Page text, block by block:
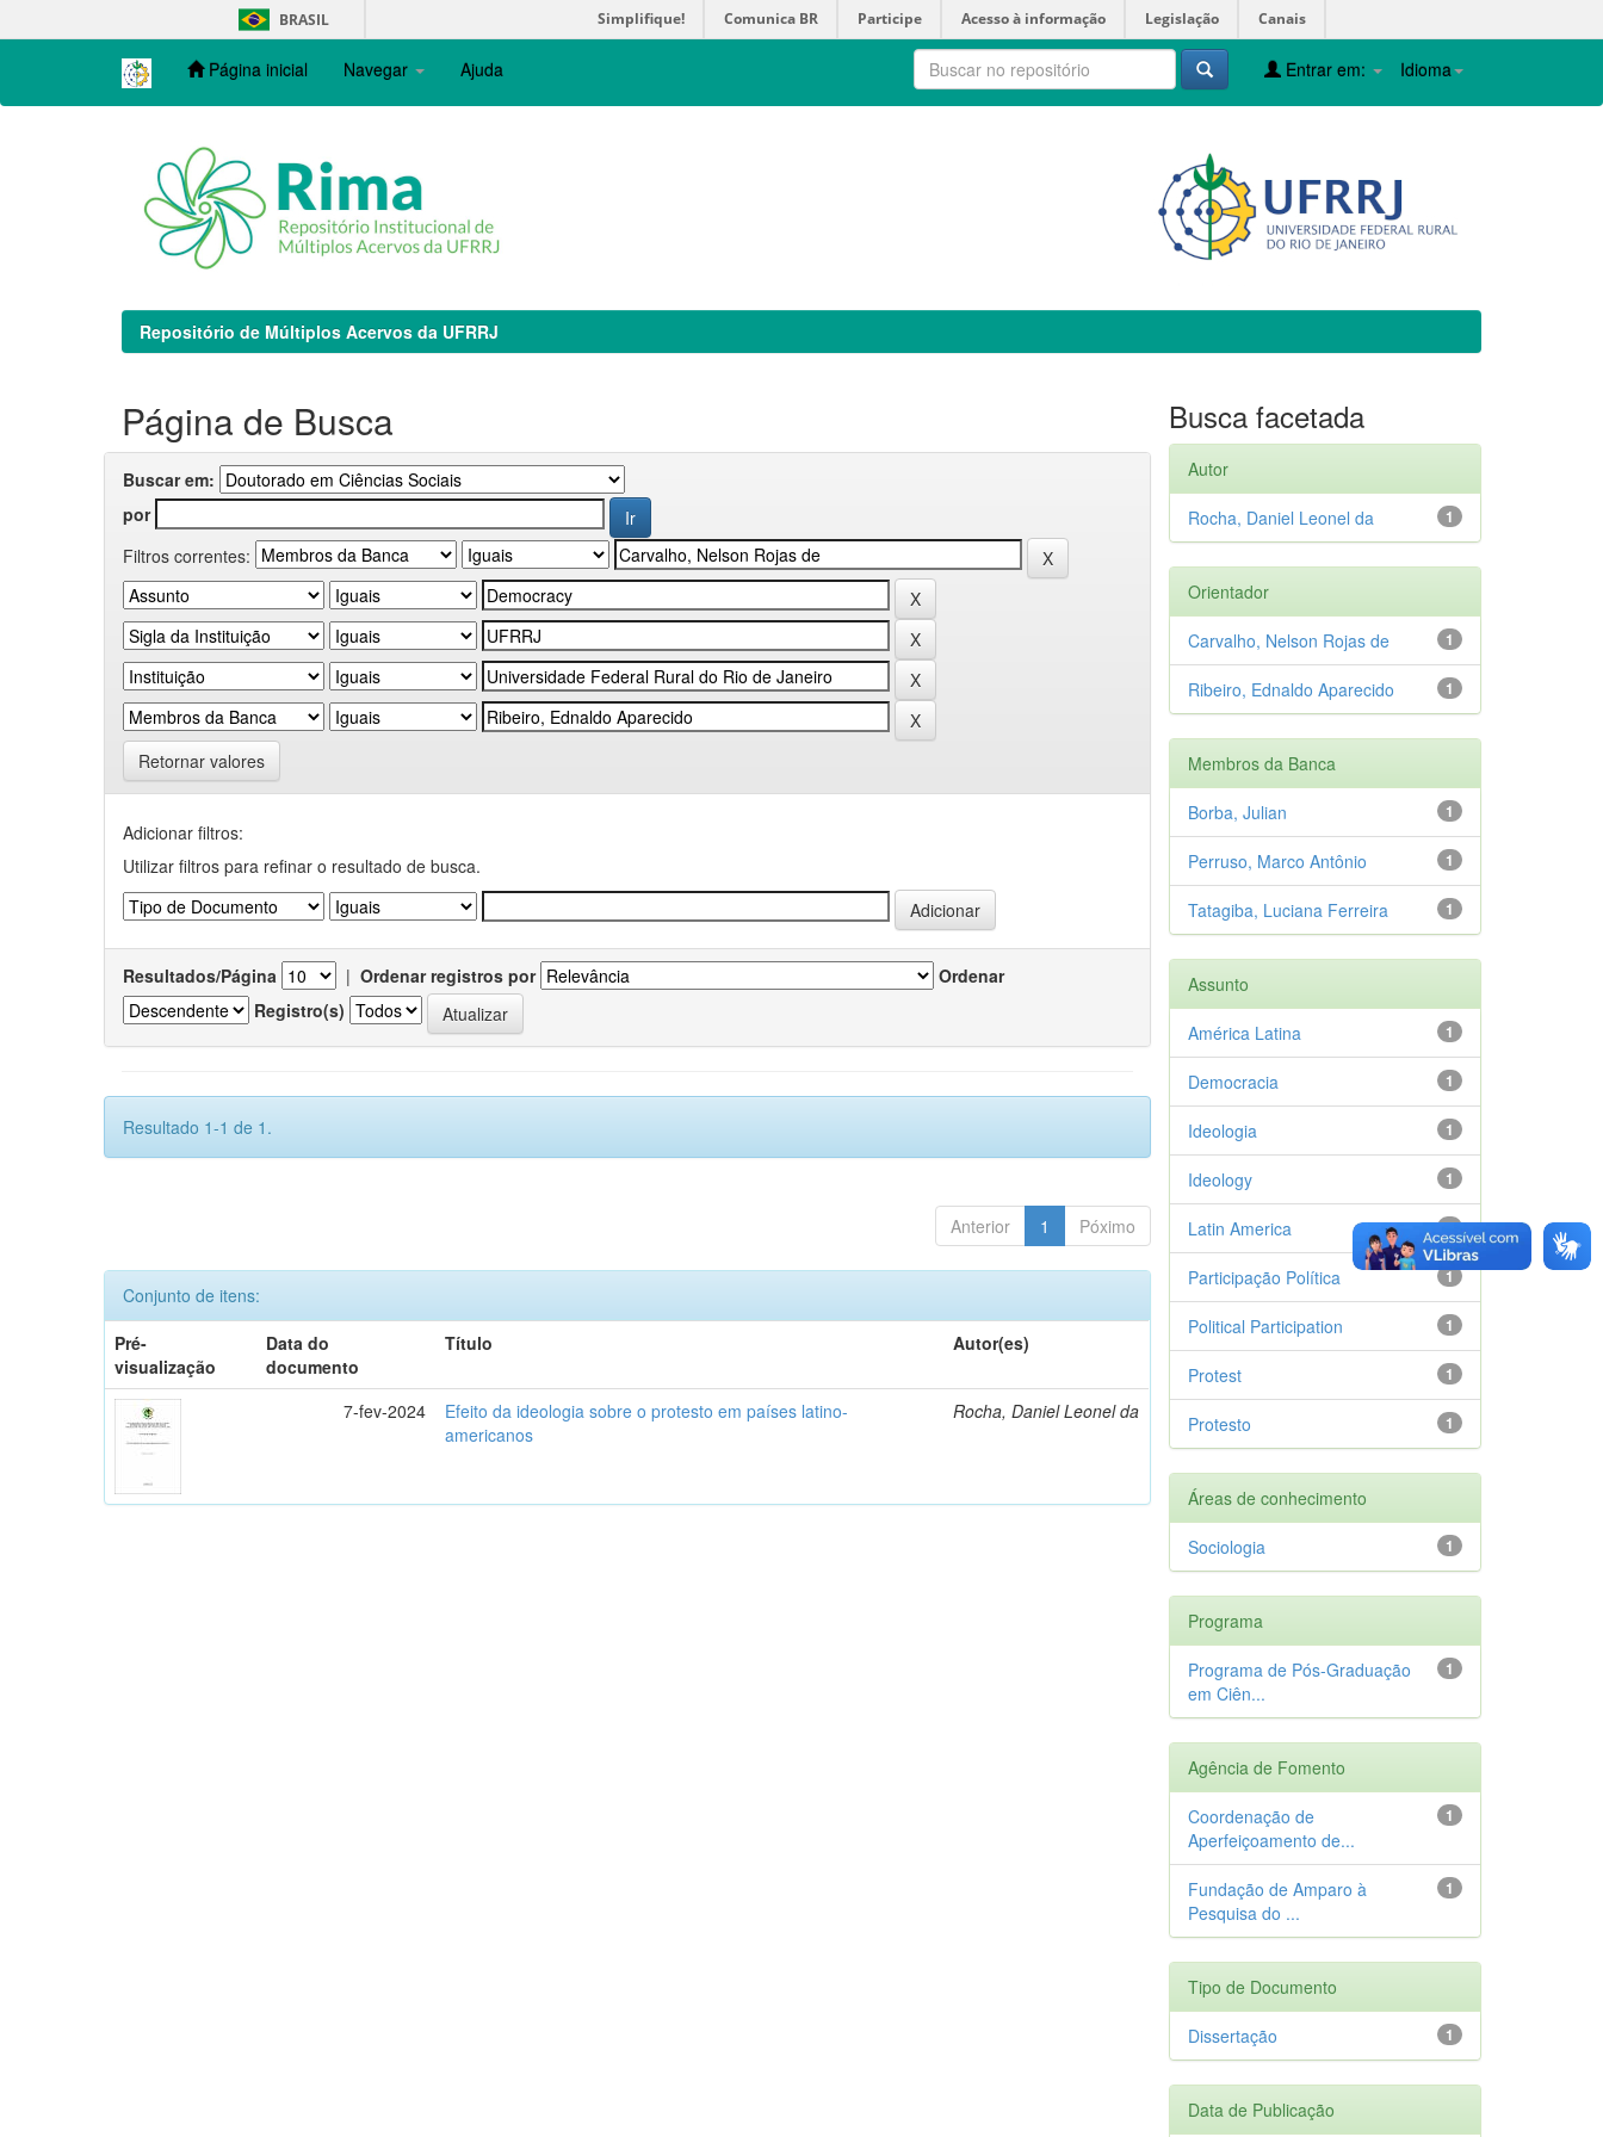
navigation
BRASIL Simplifique! Comunica BR Participe Acesso à informação Legislação Canais
Página inicial Navegar Ajuda Idioma
Entrar em:
Repositório de Múltiplos Acervos da UFRRJ
Página de Busca
Buscar em:
por
Filtros correntes:
Retornar valores
Adicionar filtros:
Utilizar filtros para refinar o resultado de busca.
Resultados/Página | Ordenar registros por
Ordenar
Registro(s)
Resultado 1-1 de 1.
Anterior 1 Póximo
Conjunto de itens:
Pré-
visualização
Data do
documento
Título Autor(es)
7-fev-2024
Efeito da ideologia sobre o protesto em países latino-
americanos
Rocha, Daniel Leonel da
Busca facetada
Autor
1
Rocha, Daniel Leonel da
Orientador
1
Carvalho, Nelson Rojas de
1
Ribeiro, Ednaldo Aparecido
Membros da Banca
1
Borba, Julian
1
Perruso, Marco Antônio
1
Tatagiba, Luciana Ferreira
Assunto
1
América Latina
1
Democracia
1
Ideologia
1
Ideology
1
Latin America
1
Participação Política
1
Political Participation
1
Protest
1
Protesto
Áreas de conhecimento
1
Sociologia
Programa
1
Programa de Pós-Graduação
em Ciên...
Agência de Fomento
1
Coordenação de
Aperfeiçoamento de...
1
Fundação de Amparo à
Pesquisa do ...
Tipo de Documento
1
Dissertação
Data de Publicação